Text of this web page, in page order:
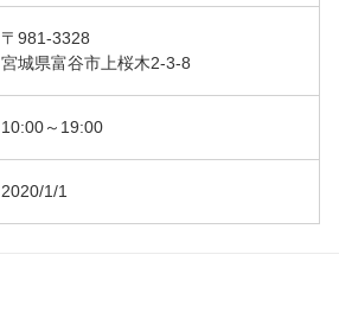
〒981-3328
宮城県富谷市上桜木2-3-8
10:00～19:00
2020/1/1